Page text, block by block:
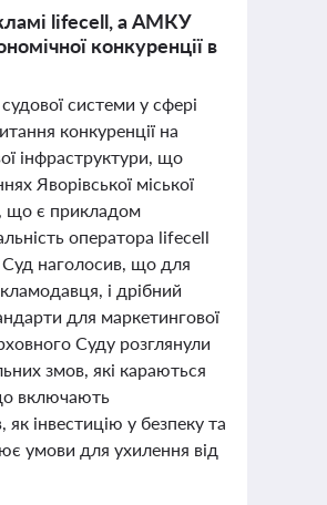
lifecell, а АМКУ
конкуренції в
системи у сфері
конкуренції на
інфраструктури, що
Яворівської міської
що є прикладом
оператора lifecell
наголосив, що для
і дрібний
для маркетингової
Суду розглянули
змов, які караються
включають
як інвестицію у безпеку та
умови для ухилення від